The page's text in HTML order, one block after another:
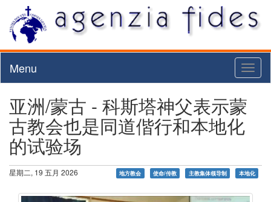
Menu
亚洲/蒙古 - 科斯塔神父表示蒙
古教会也是同道偕行和本地化
的试验场
星期二, 19 五月 2026 地方教会 使命/传教 主教集体领导制 本地化